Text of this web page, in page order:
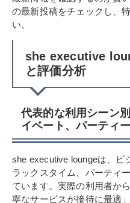
の最新投稿をチェックし、
い。
she executive
と評価分析
代表的な利用シーン
イベート、パーティ
she executive loungeは、ビ
ラックスタイム、パーティ
ています。実際の利用者か
寧なサービスが接待に最適